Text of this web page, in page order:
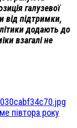
галузевої
від підтримки,
додають до
взагалі не
півтора року